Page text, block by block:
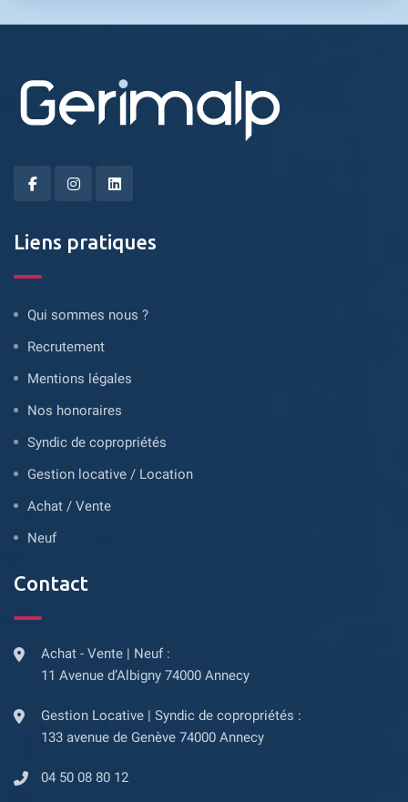
Liens pratiques
Qui sommes nous ?
Recrutement
Mentions légales
Nos honoraires
Syndic de copropriétés
Gestion locative / Location
Achat / Vente
Neuf
Contact
Achat - Vente | Neuf :
11 Avenue d’Albigny 74000 Annecy
Gestion Locative | Syndic de copropriétés :
133 avenue de Genève 74000 Annecy
04 50 08 80 12